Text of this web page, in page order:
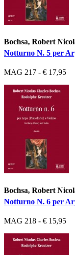
Bochsa, Robert
Notturno N. 5 per
MAG 217 - € 17,95
Bochsa, Robert
Notturno N. 6 per
MAG 218 - € 15,95